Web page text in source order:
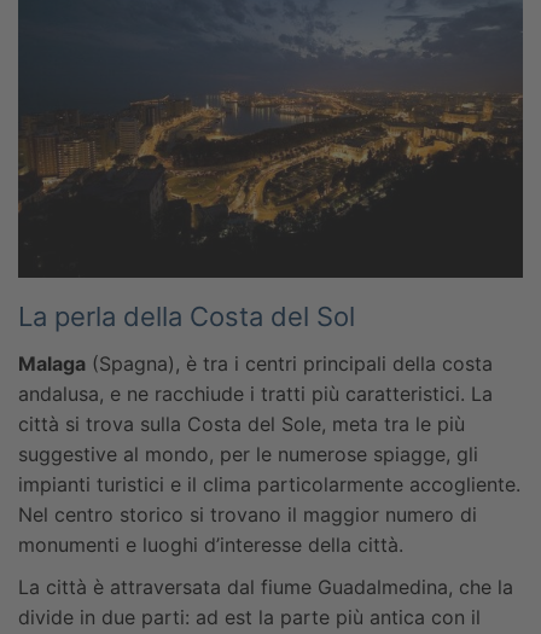
La perla della Costa del Sol
Malaga (Spagna), è tra i centri principali della costa
andalusa, e ne racchiude i tratti più caratteristici. La
città si trova sulla Costa del Sole, meta tra le più
suggestive al mondo, per le numerose spiagge, gli
impianti turistici e il clima particolarmente accogliente.
Nel centro storico si trovano il maggior numero di
monumenti e luoghi d’interesse della città.
La città è attraversata dal fiume Guadalmedina, che la
divide in due parti: ad est la parte più antica con il